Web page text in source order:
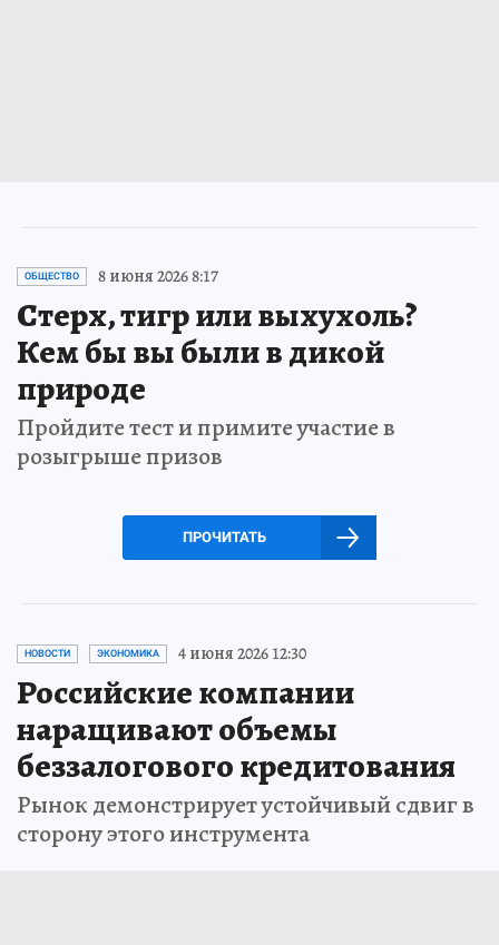
ОБЩЕСТВО 8 июня 2026 8:17
Стерх, тигр или выхухоль?
Кем бы вы были в дикой
природе
Пройдите тест и примите участие в
розыгрыше призов
ПРОЧИТАТЬ
НОВОСТИ ЭКОНОМИКА 4 июня 2026 12:30
Российские компании
наращивают объемы
беззалогового кредитования
Рынок демонстрирует устойчивый сдвиг в
сторону этого инструмента